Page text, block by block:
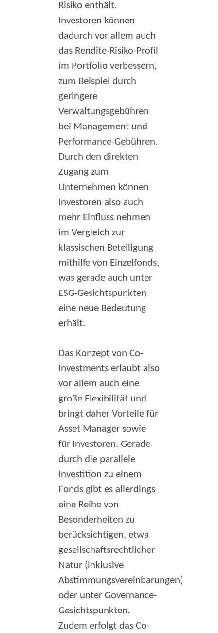
Risiko enthält.
Investoren können
dadurch vor allem auch
das Rendite-Risiko-Profil
im Portfolio verbessern,
zum Beispiel durch
geringere
Verwaltungsgebühren
bei Management und
Performance-Gebühren.
Durch den direkten
Zugang zum
Unternehmen können
Investoren also auch
mehr Einfluss nehmen
im Vergleich zur
klassischen Beteiligung
mithilfe von Einzelfonds,
was gerade auch unter
ESG-Gesichtspunkten
eine neue Bedeutung
erhält.
Das Konzept von Co-
Investments erlaubt also
vor allem auch eine
große Flexibilität und
bringt daher Vorteile für
Asset Manager sowie
für Investoren. Gerade
durch die parallele
Investition zu einem
Fonds gibt es allerdings
eine Reihe von
Besonderheiten zu
berücksichtigen, etwa
gesellschaftsrechtlicher
Natur (inklusive
Abstimmungsvereinbarungen)
oder unter Governance-
Gesichtspunkten.
Zudem erfolgt das Co-